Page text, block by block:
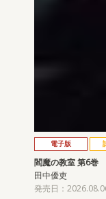
電子版
閻魔の教室 第6巻
田中優吏
発売日：